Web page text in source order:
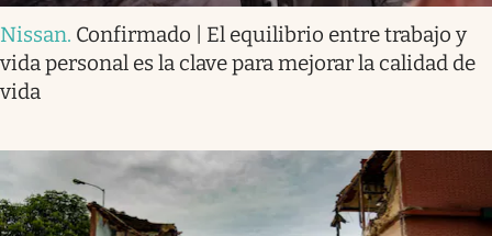
Nissan. Confirmado | El equilibrio entre trabajo y
vida personal es la clave para mejorar la calidad de
vida